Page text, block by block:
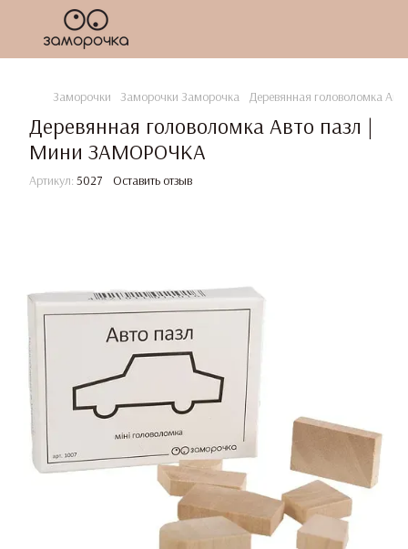
Заморочки Заморочки Заморочка Деревянная головоломка
Деревянная головоломка Авто пазл |
Мини ЗАМОРОЧКА
Артикул: 5027 Оставить отзыв